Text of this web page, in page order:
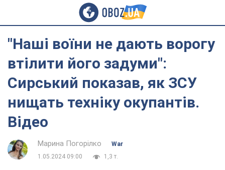
"Наші воїни не дають ворогу
втілити його задуми":
Сирський показав, як ЗСУ
нищать техніку окупантів.
Відео
Марина Погорілко
War
1.05.2024 09:00
1,3 т.